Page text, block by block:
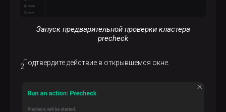
Запуск предварительной проверки кластера
precheck
Подтвердите действие в открывшемся окне.